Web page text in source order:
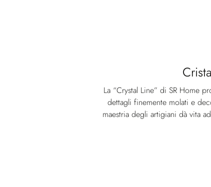
La “Crystal Line” di SR Home
dettagli finemente molati e
maestria degli artigiani dà vita